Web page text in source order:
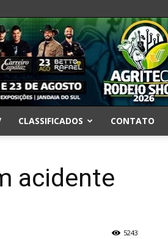
CLASSIFICADOS CONTATO
acidente
5243